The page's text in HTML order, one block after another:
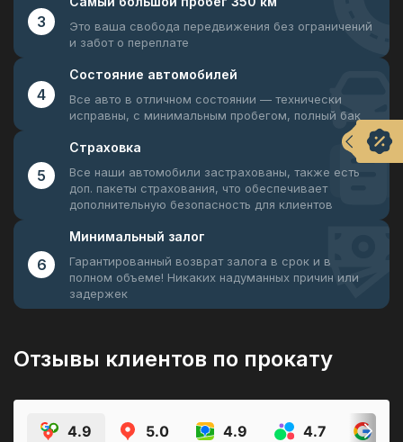
3 Это ваша свобода передвижения без ограничений
и забот о переплате
4
Состояние автомобилей
Все авто в отличном состоянии — технически
исправны, с минимальным пробегом, полный бак
5
Страховка
Все наши автомобили застрахованы, также есть
доп. пакеты страхования, что обеспечивает
дополнительную безопасность для клиентов
6
Минимальный залог
Гарантированный возврат залога в срок и в
полном объеме! Никаких надуманных причин или
задержек
Отзывы клиентов по прокату
4.9 5.0 4.9 4.7